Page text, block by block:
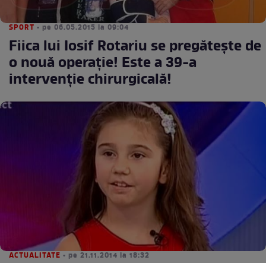
SPORT • pe 06.05.2015 la 09:04
Fiica lui Iosif Rotariu se pregăteşte de
o nouă operaţie! Este a 39-a
intervenţie chirurgicală!
ACTUALITATE • pe 21.11.2014 la 18:32